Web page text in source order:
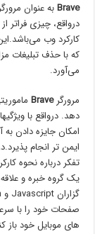
Brave به عنوان
درواقع، چیزی فراتر
کارکرد وب
که با حذف تبلیغات
می‌آورد.
مرورگرBrave
دهد. درواقع با
امکان جایزه دادن
ایمن تر انجام
یک گروه خبره و
گزاران Javascript و Mozilla نیز در ساخت این مرورگر فعالیت کرده اند.
های موبایل خود باز